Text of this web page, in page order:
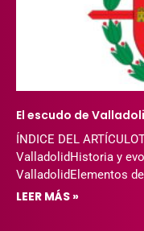
El escudo de
ÍNDICE DEL
ValladolidHistoria y
ValladolidElementos
LEER MÁS »